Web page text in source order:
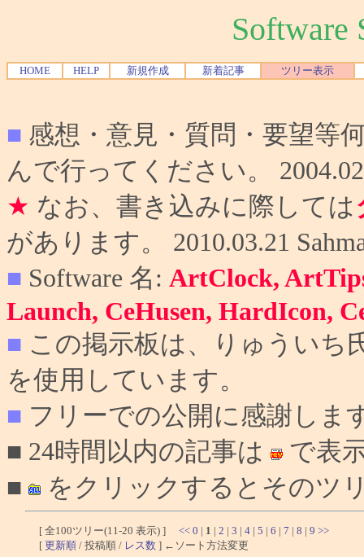
Software
HOME HELP 新規作成 新着記事 ツリー表示
■ 感想・意見・質問・要望等
んで行ってください。
★ なお、書き込みに際しては
があります。 2010.03.21
■ Software 名: ArtClock,
Launch, CeHusen, HardIcon,
■ この掲示板は、りゅういち
を使用しています。
■ フリーでの公開に感謝しま
■ 24時間以内の記事は
で表
■
をクリックするとそのツ
[ 全100ツリー(11-20 表示) ] << 0 | 1 | 2 | 3 | 4 | 5 | 6 | 7 | 8 | 9 >>
[ 更新順 / 投稿順 / レス数 ] ←ソート方法変更